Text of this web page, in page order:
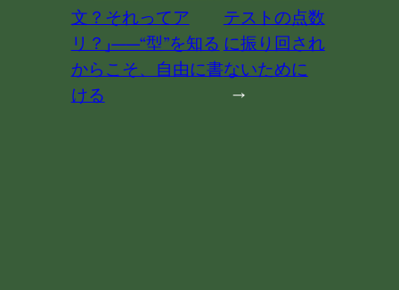
文？それってア
リ？」——“型”を知る
からこそ、自由に書
ける
テストの点数
に振り回され
ないために
→